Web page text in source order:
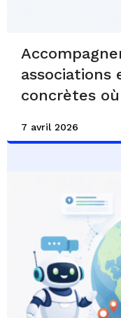
associations
concrètes
7 avril 2026